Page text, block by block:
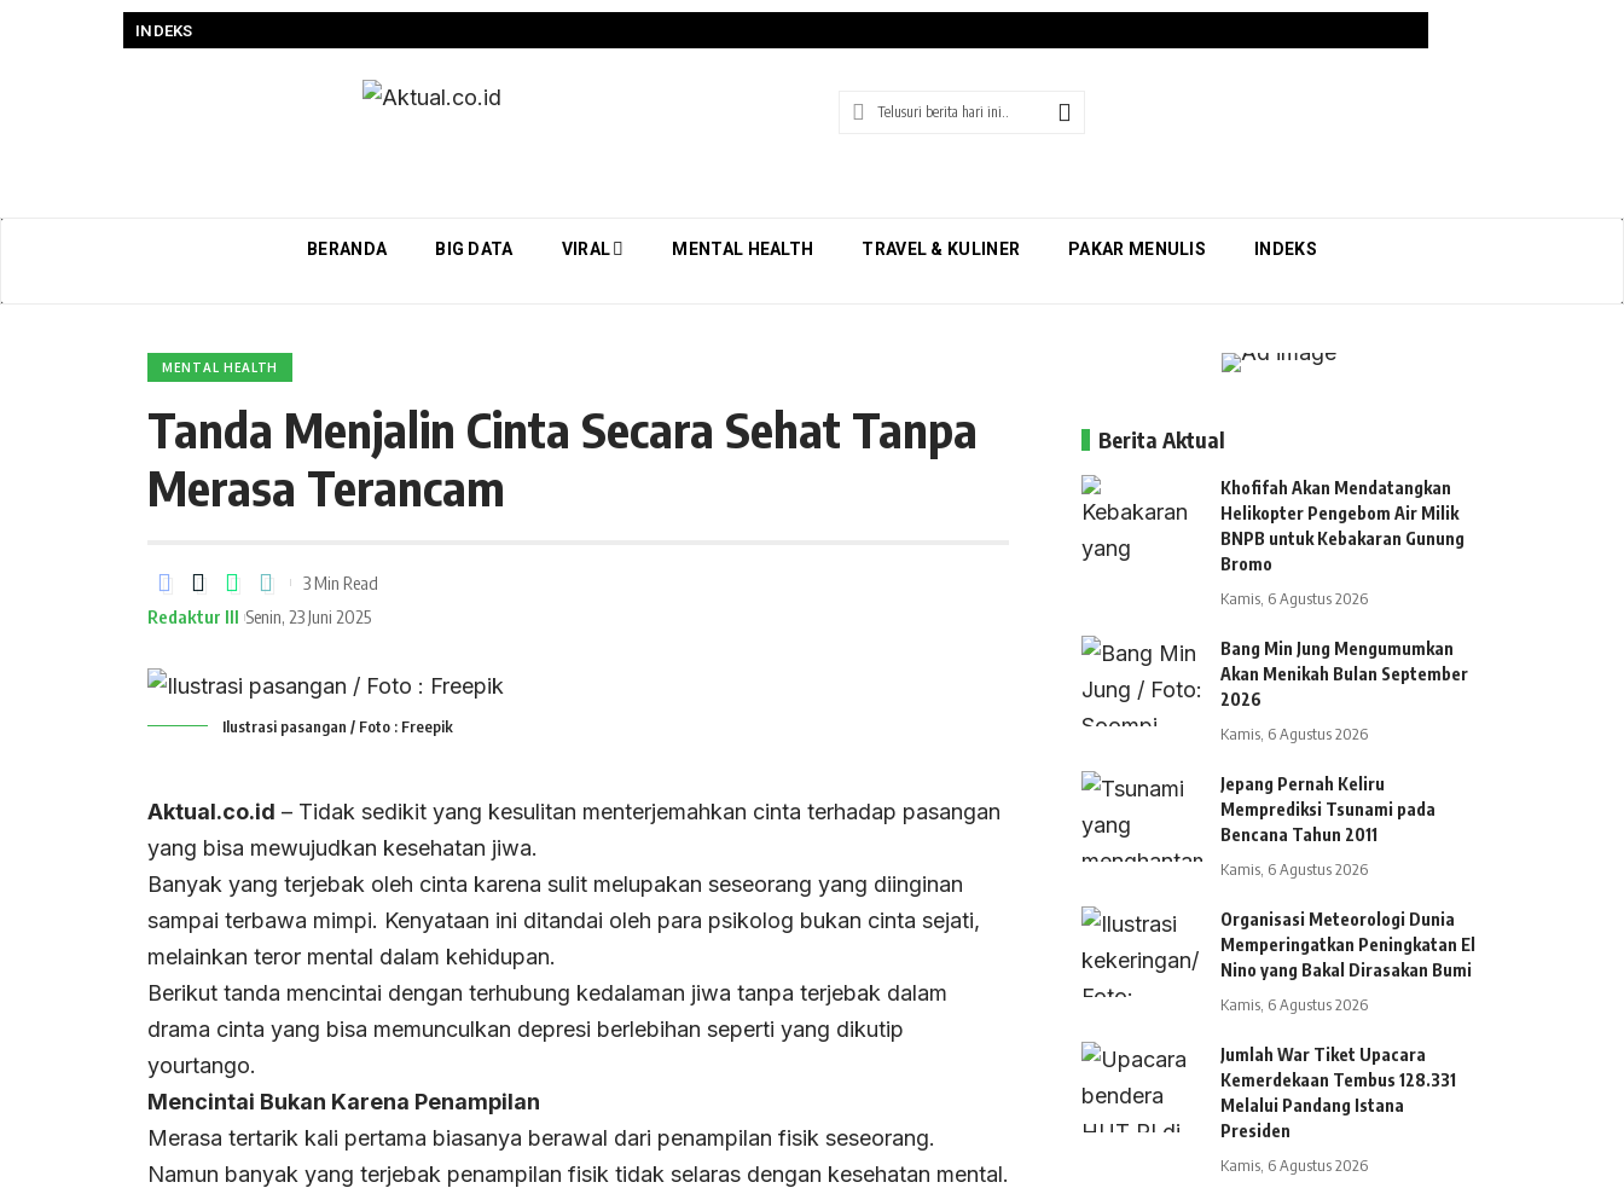
INDEKS
BERANDA BIG DATA VIRAL MENTAL HEALTH TRAVEL & KULINER PAKAR MENULIS INDEKS
MENTAL HEALTH
Tanda Menjalin Cinta Secara Sehat Tanpa
Merasa Terancam
Redaktur III Senin, 23 Juni 2025
3 Min Read
Ilustrasi pasangan / Foto : Freepik
Aktual.co.id – Tidak sedikit yang kesulitan menterjemahkan cinta terhadap pasangan
yang bisa mewujudkan kesehatan jiwa.
Banyak yang terjebak oleh cinta karena sulit melupakan seseorang yang diinginan
sampai terbawa mimpi. Kenyataan ini ditandai oleh para psikolog bukan cinta sejati,
melainkan teror mental dalam kehidupan.
Berikut tanda mencintai dengan terhubung kedalaman jiwa tanpa terjebak dalam
drama cinta yang bisa memunculkan depresi berlebihan seperti yang dikutip
yourtango.
Mencintai Bukan Karena Penampilan
Merasa tertarik kali pertama biasanya berawal dari penampilan fisik seseorang.
Namun banyak yang terjebak penampilan fisik tidak selaras dengan kesehatan mental.
Berita Aktual
Khofifah Akan Mendatangkan
Helikopter Pengebom Air Milik
BNPB untuk Kebakaran Gunung
Bromo
Kamis, 6 Agustus 2026
Bang Min Jung Mengumumkan
Akan Menikah Bulan September
2026
Kamis, 6 Agustus 2026
Jepang Pernah Keliru
Memprediksi Tsunami pada
Bencana Tahun 2011
Kamis, 6 Agustus 2026
Organisasi Meteorologi Dunia
Memperingatkan Peningkatan El
Nino yang Bakal Dirasakan Bumi
Kamis, 6 Agustus 2026
Jumlah War Tiket Upacara
Kemerdekaan Tembus 128.331
Melalui Pandang Istana
Presiden
Kamis, 6 Agustus 2026